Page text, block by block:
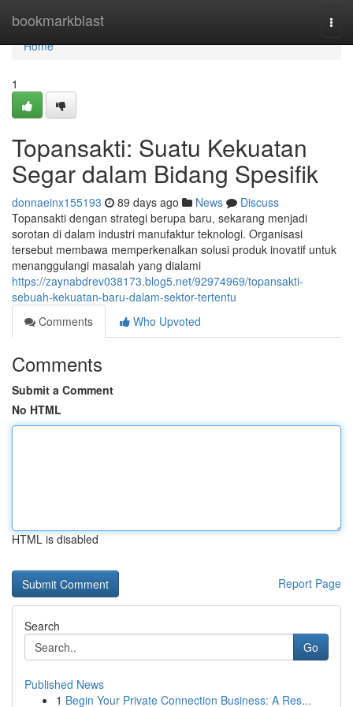
bookmarkblast
Home
Home
1
Topansakti: Suatu Kekuatan
Segar dalam Bidang Spesifik
donnaeinx155193 89 days ago News
Discuss
Topansakti dengan strategi berupa baru, sekarang menjadi
sorotan di dalam industri manufaktur teknologi. Organisasi
tersebut membawa memperkenalkan solusi produk inovatif untuk
menanggulangi masalah yang dialami
https://zaynabdrev038173.blog5.net/92974969/topansakti-
sebuah-kekuatan-baru-dalam-sektor-tertentu
Comments
Who Upvoted
Comments
Submit a Comment
No HTML
HTML is disabled
Report Page
Search
Go
Published News
1 Begin Your Private Connection Business: A Res...